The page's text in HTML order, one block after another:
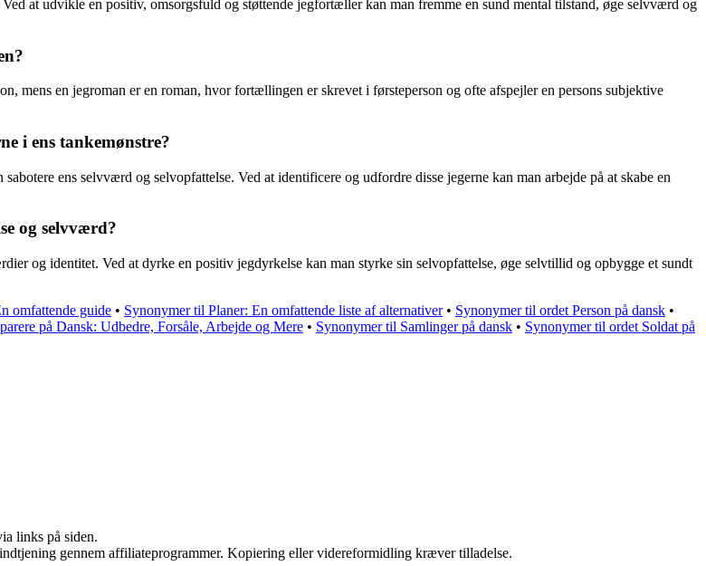
at udvikle en positiv, omsorgsfuld og støttende jegfortæller kan man fremme en sund mental tilstand, øge selvværd og
mens en jegroman er en roman, hvor fortællingen er skrevet i førsteperson og ofte afspejler en persons subjektive
i ens tankemønstre?
ens selvværd og selvopfattelse. Ved at identificere og udfordre disse jegerne kan man arbejde på at skabe en
og selvværd?
og identitet. Ved at dyrke en positiv jegdyrkelse kan man styrke sin selvopfattelse, øge selvtillid og opbygge et sundt
omfattende guide • Synonymer til Planer: En omfattende liste af alternativer• Synonymer til ordet Person på dansk •
på Dansk: Udbedre, Forsåle, Arbejde og Mere • Synonymer til Samlinger på dansk • Synonymer til ordet Soldat på
links på siden.
gennem affiliateprogrammer. Kopiering eller videreformidling kræver tilladelse.